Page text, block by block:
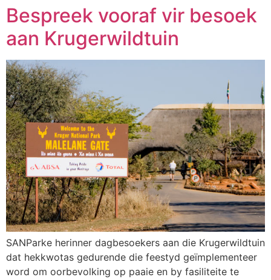
Bespreek vooraf vir besoek
aan Krugerwildtuin
SANParke herinner dagbesoekers aan die Krugerwildtuin
dat hekkwotas gedurende die feestyd geïmplementeer
word om oorbevolking op paaie en by fasiliteite te